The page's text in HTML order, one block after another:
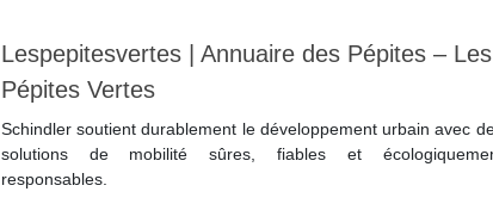
Les­pepitesver­tes | Annuaire des Pépites – Les
Pépites Vertes
Schindler soutient durablement le développement urbain avec
solutions de mobilité sûres, fiables et
responsables.